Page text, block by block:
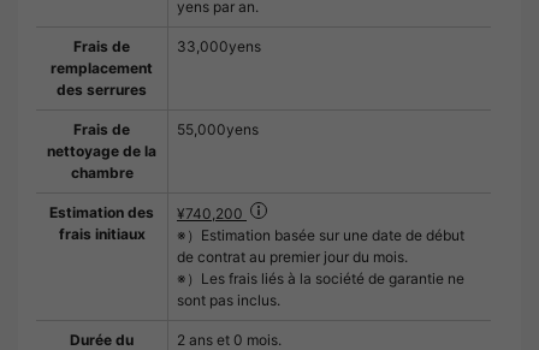
yens par an.
Frais de
remplacement
des serrures
33,000yens
Frais de
nettoyage de la
chambre
55,000yens
Estimation des
frais initiaux
¥740,200
※）Estimation basée sur une date de début
de contrat au premier jour du mois.
※）Les frais liés à la société de garantie ne
sont pas inclus.
Durée du
2 ans et 0 mois.